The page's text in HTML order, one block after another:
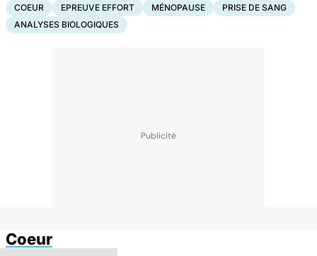
COEUR EPREUVE EFFORT MÉNOPAUSE
PRISE DE SANG
ANALYSES BIOLOGIQUES
Coeur